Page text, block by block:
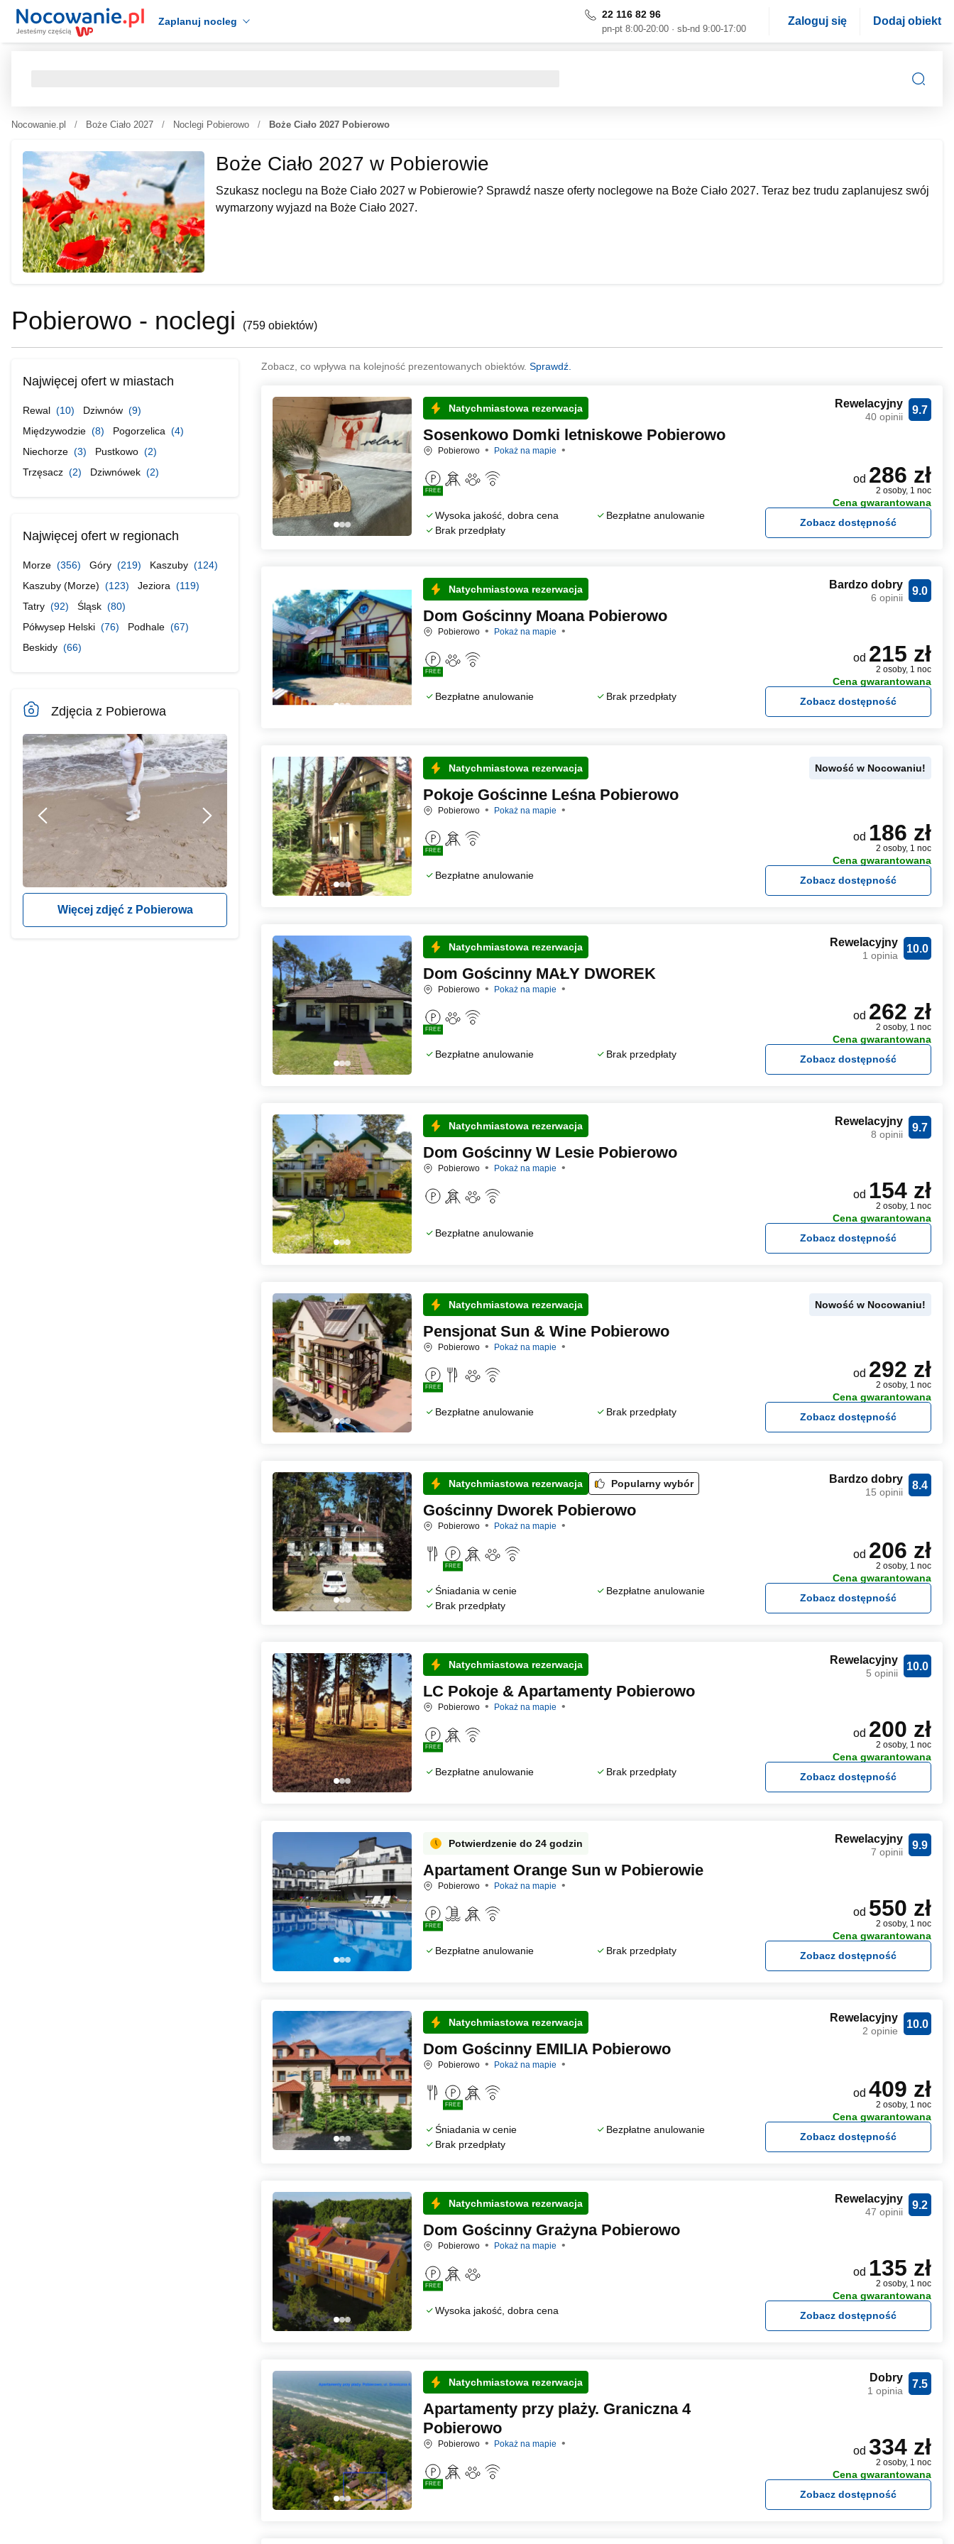
Zaplanuj nocleg
22 116 82 96
pn-pt 8:00-20:00 · sb-nd 9:00-17:00
Zaloguj się Dodaj obiekt
Nocowanie.pl Boże Ciało 2027 Noclegi Pobierowo Boże Ciało 2027 Pobierowo
Boże Ciało 2027 w Pobierowie
Szukasz noclegu na Boże Ciało 2027 w Pobierowie? Sprawdź nasze oferty noclegowe na Boże Ciało 2027. Teraz bez trudu zaplanujesz swój
wymarzony wyjazd na Boże Ciało 2027.
Pobierowo - noclegi (759 obiektów)
Zobacz, co wpływa na kolejność prezentowanych obiektów. Sprawdź.
Natychmiastowa rezerwacja
Sosenkowo Domki letniskowe Pobierowo
Pobierowo Pokaż na mapie
FREE
Wysoka jakość, dobra cena
Bezpłatne anulowanie
Brak przedpłaty
9.7
Rewelacyjny
40 opinii
od 286 zł
2 osoby, 1 noc
Cena gwarantowana
Zobacz dostępność
Natychmiastowa rezerwacja
Dom Gościnny Moana Pobierowo
Pobierowo Pokaż na mapie
FREE
Bezpłatne anulowanie Brak przedpłaty
9.0
Bardzo dobry
6 opinii
od 215 zł
2 osoby, 1 noc
Cena gwarantowana
Zobacz dostępność
Natychmiastowa rezerwacja
Pokoje Gościnne Leśna Pobierowo
Pobierowo Pokaż na mapie
FREE
Bezpłatne anulowanie
Nowość w Nocowaniu!
od 186 zł
2 osoby, 1 noc
Cena gwarantowana
Zobacz dostępność
Natychmiastowa rezerwacja
Dom Gościnny MAŁY DWOREK
Pobierowo Pokaż na mapie
FREE
Bezpłatne anulowanie Brak przedpłaty
10.0
Rewelacyjny
1 opinia
od 262 zł
2 osoby, 1 noc
Cena gwarantowana
Zobacz dostępność
Natychmiastowa rezerwacja
Dom Gościnny W Lesie Pobierowo
Pobierowo Pokaż na mapie
Bezpłatne anulowanie
9.7
Rewelacyjny
8 opinii
od 154 zł
2 osoby, 1 noc
Cena gwarantowana
Zobacz dostępność
Natychmiastowa rezerwacja
Pensjonat Sun & Wine Pobierowo
Pobierowo Pokaż na mapie
FREE
Bezpłatne anulowanie Brak przedpłaty
Nowość w Nocowaniu!
od 292 zł
2 osoby, 1 noc
Cena gwarantowana
Zobacz dostępność
Natychmiastowa rezerwacja Popularny wybór
Gościnny Dworek Pobierowo
Pobierowo Pokaż na mapie
FREE
Śniadania w cenie
Bezpłatne anulowanie
Brak przedpłaty
8.4
Bardzo dobry
15 opinii
od 206 zł
2 osoby, 1 noc
Cena gwarantowana
Zobacz dostępność
Natychmiastowa rezerwacja
LC Pokoje & Apartamenty Pobierowo
Pobierowo Pokaż na mapie
FREE
Bezpłatne anulowanie Brak przedpłaty
10.0
Rewelacyjny
5 opinii
od 200 zł
2 osoby, 1 noc
Cena gwarantowana
Zobacz dostępność
Potwierdzenie do 24 godzin
Apartament Orange Sun w Pobierowie
Pobierowo Pokaż na mapie
FREE
Bezpłatne anulowanie Brak przedpłaty
9.9
Rewelacyjny
7 opinii
od 550 zł
2 osoby, 1 noc
Cena gwarantowana
Zobacz dostępność
Natychmiastowa rezerwacja
Dom Gościnny EMILIA Pobierowo
Pobierowo Pokaż na mapie
FREE
Śniadania w cenie
Bezpłatne anulowanie
Brak przedpłaty
10.0
Rewelacyjny
2 opinie
od 409 zł
2 osoby, 1 noc
Cena gwarantowana
Zobacz dostępność
Natychmiastowa rezerwacja
Dom Gościnny Grażyna Pobierowo
Pobierowo Pokaż na mapie
FREE
Wysoka jakość, dobra cena
9.2
Rewelacyjny
47 opinii
od 135 zł
2 osoby, 1 noc
Cena gwarantowana
Zobacz dostępność
Natychmiastowa rezerwacja
Apartamenty przy plaży. Graniczna 4
Pobierowo
Pobierowo Pokaż na mapie
FREE
7.5
Dobry
1 opinia
od 334 zł
2 osoby, 1 noc
Cena gwarantowana
Zobacz dostępność
Najwięcej ofert w miastach
Rewal (10) Dziwnów (9)
Międzywodzie (8) Pogorzelica (4)
Niechorze (3) Pustkowo (2)
Trzęsacz (2) Dziwnówek (2)
Najwięcej ofert w regionach
Morze (356) Góry (219) Kaszuby (124)
Kaszuby (Morze) (123) Jeziora (119)
Tatry (92) Śląsk (80)
Półwysep Helski (76) Podhale (67)
Beskidy (66)
Zdjęcia z Pobierowa
Więcej zdjęć z Pobierowa